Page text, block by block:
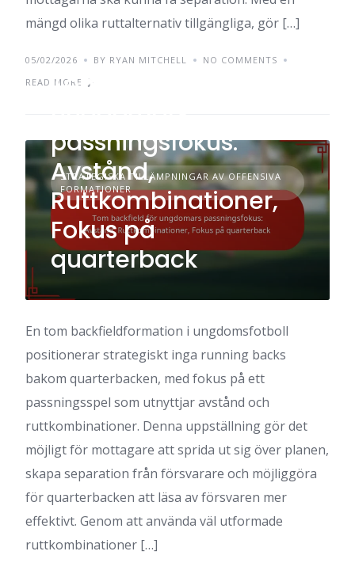
mängd olika ruttalternativ tillgängliga, gör […]
05/02/2026 BY RYAN MITCHELL
NO COMMENTS
READ MORE
STRATEGISKA TILLÄMPNINGAR AV OFFENSIVA
FORMATIONER
Tom backfield för
passningsfokus:
Avstånd,
Ruttkombinationer,
Fokus på
quarterback
En tom backfieldformation i ungdomsfotboll
positionerar strategiskt inga running backs
bakom quarterbacken, med fokus på ett
passningsspel som utnyttjar avstånd och
ruttkombinationer. Denna uppställning gör det
möjligt för mottagare att sprida ut sig över planen,
skapa separation från försvarare och möjliggöra
för quarterbacken att läsa av försvaren mer
effektivt. Genom att använda väl utformade
ruttkombinationer […]